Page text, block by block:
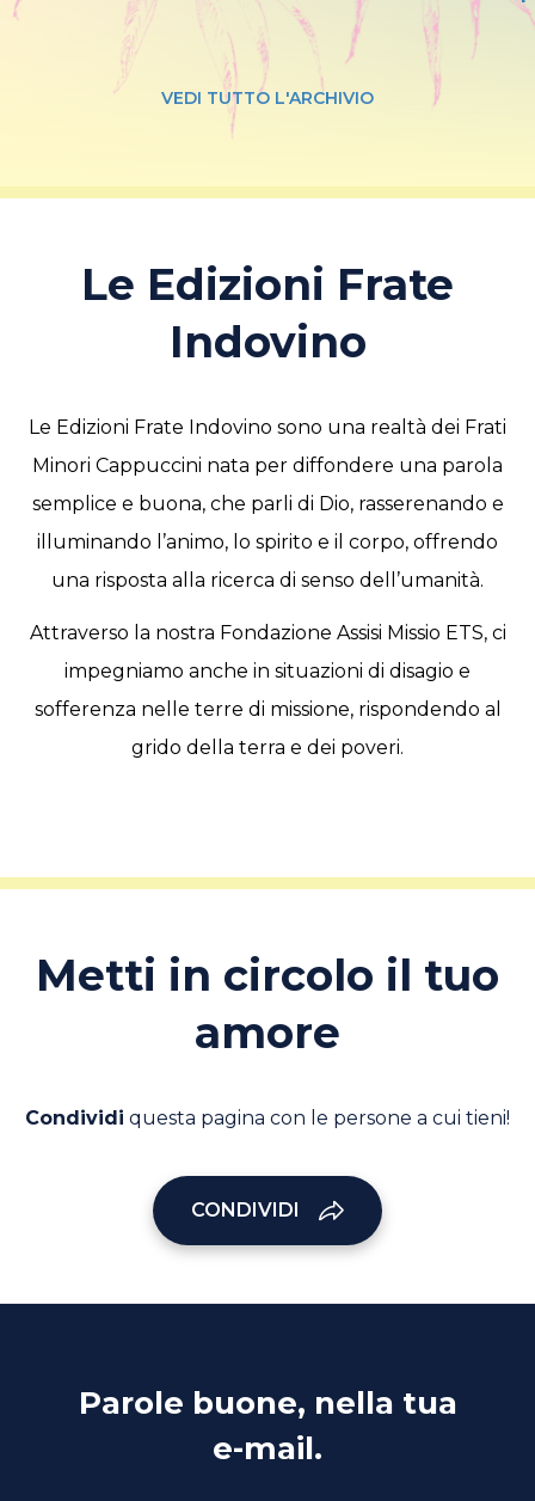
VEDI TUTTO L'ARCHIVIO
Le Edizioni Frate
Indovino
Le Edizioni Frate Indovino sono una realtà dei Frati
Minori Cappuccini nata per diffondere una parola
semplice e buona, che parli di Dio, rasserenando e
illuminando l’animo, lo spirito e il corpo, offrendo
una risposta alla ricerca di senso dell’umanità.
Attraverso la nostra Fondazione Assisi Missio ETS, ci
impegniamo anche in situazioni di disagio e
sofferenza nelle terre di missione, rispondendo al
grido della terra e dei poveri.
Metti in circolo il tuo
amore
Condividi questa pagina con le persone a cui tieni!
CONDIVIDI
Parole buone, nella tua
e-mail.